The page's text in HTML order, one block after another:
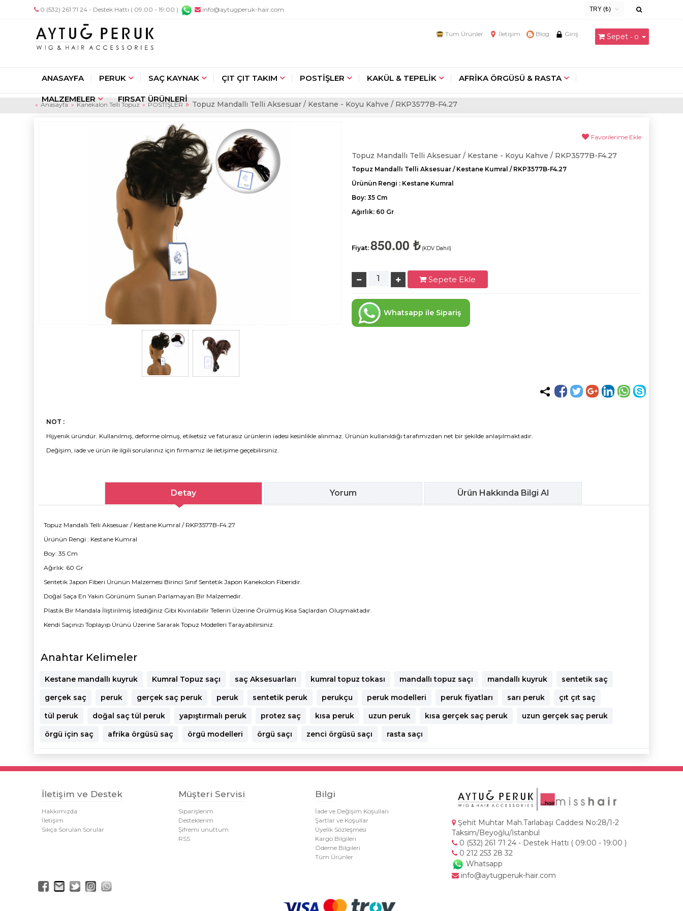
0 (532) 261 71 24 - Destek Hattı ( 09:00 - 19:00 ) info@aytugperuk-hair.com TRY (₺)
EUR (€)Sepet - 0
Tüm Ürünler İletişim Blog Giriş
ANASAYFA PERUK SAÇ KAYNAK ÇIT ÇIT TAKIM POSTİŞLER KAKÜL & TEPELİK AFRİKA ÖRGÜSÜ & RASTA
MALZEMELER FIRSAT ÜRÜNLERİ
Anasayfa Kanekalon Telli Topuz POSTİŞLER Topuz Mandallı Telli Aksesuar / Kestane - Koyu Kahve / RKP3577B-F4.27
Favorilerime Ekle
Topuz Mandallı Telli Aksesuar / Kestane - Koyu Kahve / RKP3577B-F4.27
Topuz Mandallı Telli Aksesuar / Kestane Kumral / RKP3577B-F4.27
Ürünün Rengi : Kestane Kumral
Boy: 35 Cm
Ağırlık: 60 Gr
Fiyat: 850.00 ₺ (KDV Dahil)
Sepete Ekle
Whatsapp ile Sipariş
NOT :
Hijyenik üründür. Kullanılmış, deforme olmuş, etiketsiz ve faturasız ürünlerin iadesi kesinlikle alınmaz. Ürünün kullanıldığı tarafımızdan net bir şekilde anlaşılmaktadır.
Değişim, iade ve ürün ile ilgili sorularınız için firmamız ile iletişime geçebilirsiniz.
Detay Yorum Ürün Hakkında Bilgi Al
Topuz Mandallı Telli Aksesuar / Kestane Kumral / RKP3577B-F4.27
Ürünün Rengi : Kestane Kumral
Boy: 35 Cm
Ağırlık: 60 Gr
Sentetik Japon Fiberi Ürünün Malzemesi Birinci Sınıf Sentetik Japon Kanekolon Fiberidir.
Doğal Saça En Yakın Görünüm Sunan Parlamayan Bir Malzemedir.
Plastik Bir Mandala İliştirilmiş İstediğiniz Gibi Kıvırılabilir Tellerin Üzerine Örülmüş Kısa Saçlardan Oluşmaktadır.
Kendi Saçınızı Toplayıp Ürünü Üzerine Sararak Topuz Modelleri Tarayabilirsiniz.
Anahtar Kelimeler
Kestane mandallı kuyruk Kumral Topuz saçı saç Aksesuarları kumral topuz tokası mandallı topuz saçı mandallı kuyruk
sentetik saç
gerçek saç
peruk gerçek saç peruk peruk sentetik peruk perukçu peruk modelleri peruk fiyatları sarı peruk
çıt çıt saç
tül peruk
doğal saç tül peruk yapıştırmalı peruk protez saç kısa peruk uzun peruk kısa gerçek saç peruk
uzun gerçek saç peruk
örgü için saç
afrika örgüsü saç örgü modelleri örgü saçı zenci örgüsü saçı rasta saçı
İletişim ve Destek
Hakkımızda
İletişim
Sıkça Sorulan Sorular
Müşteri Servisi
Siparişlerim
Desteklerim
Şifremi unuttum
RSS
Bilgi
İade ve Değişim Koşulları
Şartlar ve Koşullar
Üyelik Sözleşmesi
Kargo Bilgileri
Ödeme Bilgileri
Tüm Ürünler
Şehit Muhtar Mah.Tarlabaşı Caddesi No:28/1-2
Taksim/Beyoğlu/İstanbul
0 (532) 261 71 24 - Destek Hattı ( 09:00 - 19:00 )
0 212 253 28 32
Whatsapp
info@aytugperuk-hair.com